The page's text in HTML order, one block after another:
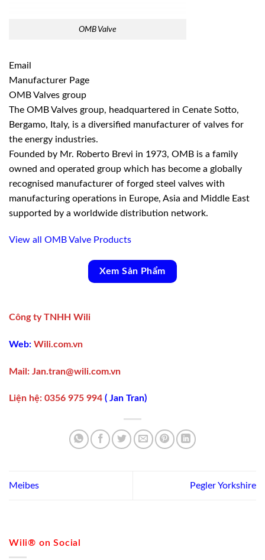
Wili® on Social
OMB Valve
Email
Manufacturer Page
OMB Valves group
The OMB Valves group, headquartered in Cenate Sotto,
Bergamo, Italy, is a diversified manufacturer of valves for
the energy industries.
Founded by Mr. Roberto Brevi in 1973, OMB is a family
owned and operated group which has become a globally
recognised manufacturer of forged steel valves with
manufacturing operations in Europe, Asia and Middle East
supported by a worldwide distribution network.
View all OMB Valve Products
Xem Sản Phẩm
Công ty TNHH Wili
Web: Wili.com.vn
Mail: Jan.tran@wili.com.vn
Liện hệ: 0356 975 994 ( Jan Tran)
Meibes Pegler Yorkshire